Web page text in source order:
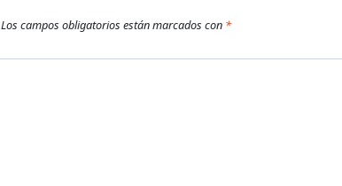
Los campos obligatorios están marcados con *